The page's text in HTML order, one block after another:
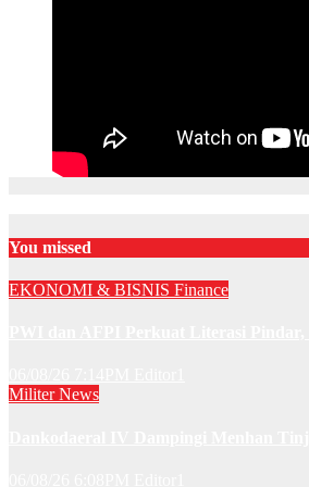
You missed
EKONOMI & BISNIS Finance
MiliterNews